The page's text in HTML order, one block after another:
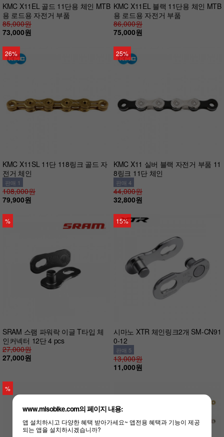
KMC X11EL 골드 11단용 체인 MTB
용 로드용 자전거 부품
85,000원
73,000원
KMC X11EL 블랙 11단용 체인 MTB
용 로드용 자전거 부품
86,000원
75,000원
26%
KMC X11SL 11단 118링크 골드 자
전거 체인
판매 1
108,000원
79,900원
25%
KMC X11 실버 블랙 자전거 부품 11
8링크 11단 체인
판매 4
44,000원
32,800원
%
SRAM 스램 파워락 이글 T타입 체
인커넥터 12단 4 pcs
27,000원
27,000원
15%
시마노 XTR 체인링크2개 SM-CN91
0-12
판매 5
13,000원
11,000원
%
www.misobike.com의 페이지 내용:
앱 설치하시고 다양한 혜택 받아가세요~ 앱전용 혜택과 기능이 제공
되는 앱을 설치하시겠습니까?